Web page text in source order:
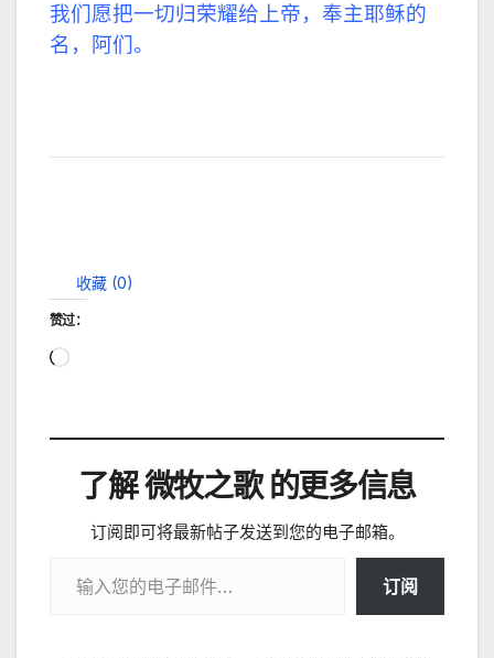
我们愿把一切归荣耀给上帝，奉主耶稣的
名，阿们。
收藏 (0)
赞过：
正
载…
了解 微牧之歌 的更多信息
订阅即可将最新帖子发送到您的电子邮箱。
订阅